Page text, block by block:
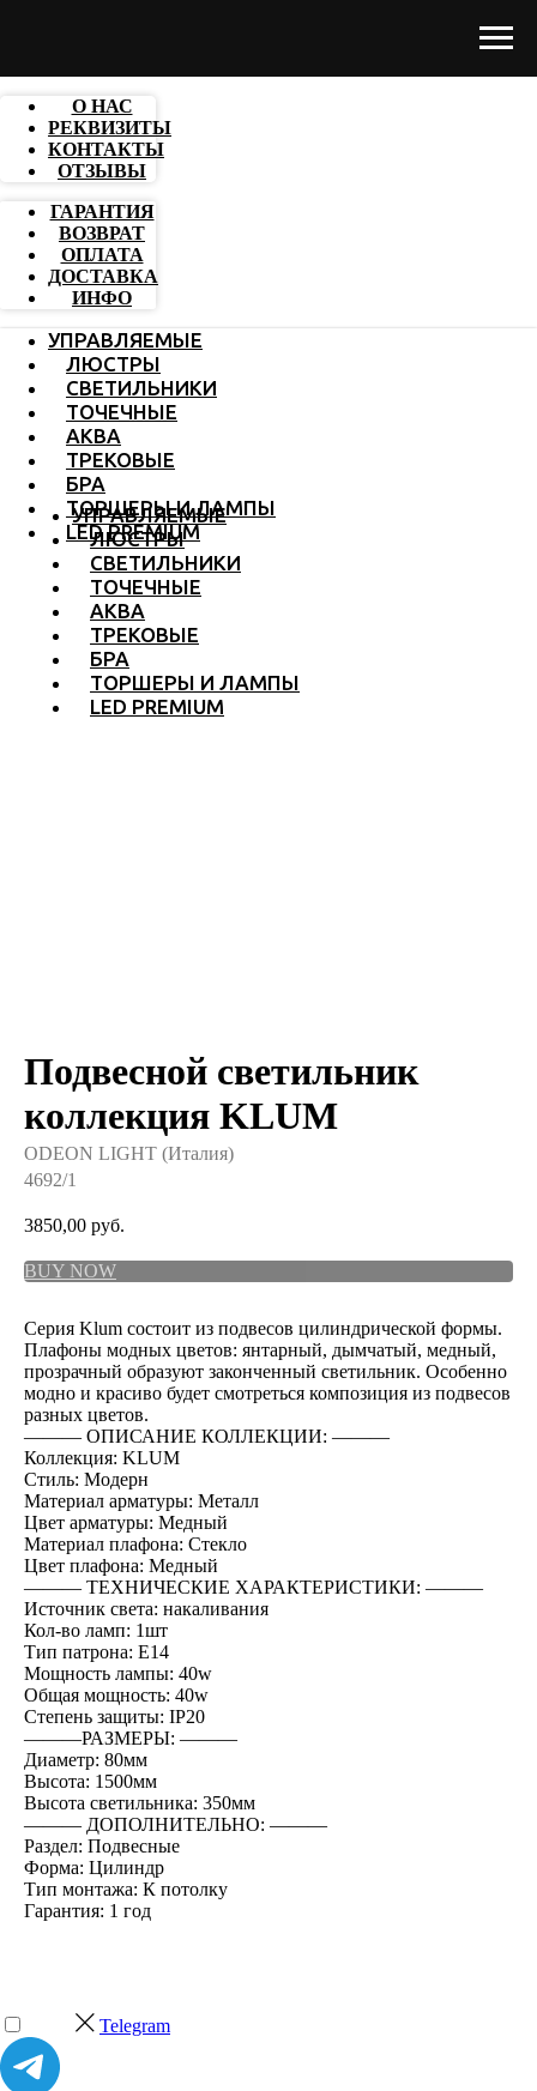
О НАС
РЕКВИЗИТЫ
КОНТАКТЫ
ОТЗЫВЫ
ГАРАНТИЯ
ВОЗВРАТ
ОПЛАТА
ДОСТАВКА
ИНФО
УПРАВЛЯЕМЫЕ
ЛЮСТРЫ
СВЕТИЛЬНИКИ
ТОЧЕЧНЫЕ
АКВА
ТРЕКОВЫЕ
БРА
ТОРШЕРЫ И ЛАМПЫ
LED PREMIUM
УПРАВЛЯЕМЫЕ
ЛЮСТРЫ
СВЕТИЛЬНИКИ
ТОЧЕЧНЫЕ
АКВА
ТРЕКОВЫЕ
БРА
ТОРШЕРЫ И ЛАМПЫ
LED PREMIUM
Подвесной светильник
коллекция KLUM
ODEON LIGHT (Италия)
4692/1
3850,00 руб.
BUY NOW
Cерия Klum состоит из подвесов цилиндрической формы.
Плафоны модных цветов: янтарный, дымчатый, медный,
прозрачный образуют законченный светильник. Особенно
модно и красиво будет смотреться композиция из подвесов
разных цветов.
――― ОПИСАНИЕ КОЛЛЕКЦИИ: ―――
Коллекция: KLUM
Стиль: Модерн
Материал арматуры: Металл
Цвет арматуры: Медный
Материал плафона: Стекло
Цвет плафона: Медный
――― ТЕХНИЧЕСКИЕ ХАРАКТЕРИСТИКИ: ―――
Источник света: накаливания
Кол-во ламп: 1шт
Тип патрона: E14
Мощность лампы: 40w
Общая мощность: 40w
Степень защиты: IP20
―――РАЗМЕРЫ: ―――
Диаметр: 80мм
Высота: 1500мм
Высота светильника: 350мм
――― ДОПОЛНИТЕЛЬНО: ―――
Раздел: Подвесные
Форма: Цилиндр
Тип монтажа: К потолку
Гарантия: 1 год
Telegram